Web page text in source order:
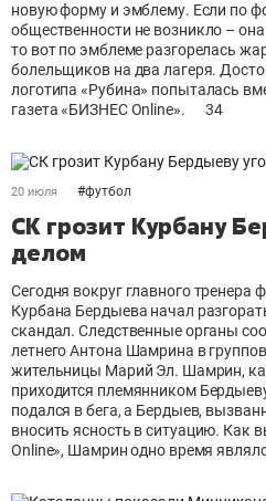
новую форму и эмблему. Если по
общественности не возникло –
то вот по эмблеме разгорелась
болельщиков на два лагеря.
логотипа «Рубина» попыталась
газета «БИЗНЕС Online».
34
20 июля #футбол
СК грозит Курбану
делом
Сегодня вокруг главного тренера
Курбана Бердыева начал
скандал. Следственные органы
летнего Антона Шамрина в
жительницы Марий Эл. Шамрин,
приходится племянником
подался в бега, а Бердыев,
вносить ясность в ситуацию. Как
Online», Шамрин одно время